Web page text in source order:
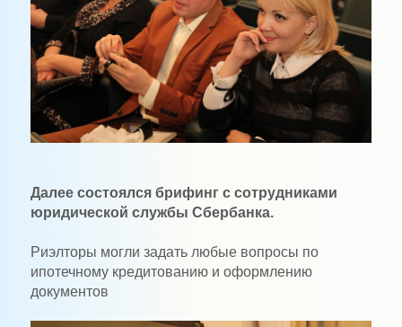
Далее состоялся брифинг с сотрудниками
юридической службы Сбербанка.
Риэлторы могли задать любые вопросы по
ипотечному кредитованию и оформлению
документов